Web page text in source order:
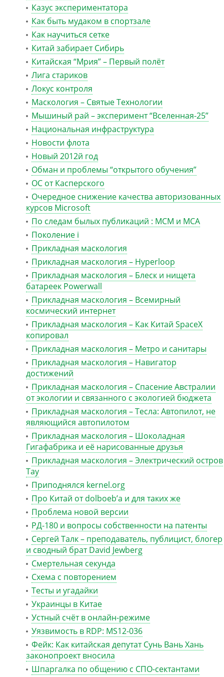
Казус экспериментатора
Как быть мудаком в спортзале
Как научиться сетке
Китай забирает Сибирь
Китайская “Мрия” – Первый полёт
Лига стариков
Локус контроля
Маскология – Святые Технологии
Мышиный рай – эксперимент “Вселенная-25”
Национальная инфраструктура
Новости флота
Новый 2012й год
Обман и проблемы “открытого обучения”
ОС от Касперского
Очередное снижение качества авторизованных
курсов Microsoft
По следам былых публикаций : MCM и MCA
Поколение i
Прикладная маскология
Прикладная маскология – Hyperloop
Прикладная маскология – Блеск и нищета
батареек Powerwall
Прикладная маскология – Всемирный
космический интернет
Прикладная маскология – Как Китай SpaceX
копировал
Прикладная маскология – Метро и санитары
Прикладная маскология – Навигатор
достижений
Прикладная маскология – Спасение Австралии
от экологии и связанного с экологией бюджета
Прикладная маскология – Тесла: Автопилот, не
являющийся автопилотом
Прикладная маскология – Шоколадная
Гигафабрика и её нарисованные друзья
Прикладная маскология – Электрический остров
Тау
Приподнялся kernel.org
Про Китай от dolboeb’а и для таких же
Проблема новой версии
РД-180 и вопросы собственности на патенты
Сергей Талк – преподаватель, публицист, блогер
и сводный брат David Jewberg
Смертельная секунда
Схема с повторением
Тесты и угадайки
Украинцы в Китае
Устный счёт в онлайн-режиме
Уязвимость в RDP: MS12-036
Фейк: Как китайская депутат Сунь Вань Хань
законопроект вносила
Шпаргалка по общению с СПО-сектантами